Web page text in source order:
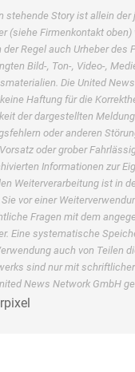
stehende Story ist allein
(siehe Firmenkontakt
der Regel auch Urheber des
Bild-, Ton-, Video-,
Die United
Haftung für die
der dargestellten
oder anderen
oder grober
Informationen zur
Weiterverarbeitung ist in
vor einer
Fragen mit dem
Eine systematische
auch von Teilen
sind nur mit
News Network GmbH